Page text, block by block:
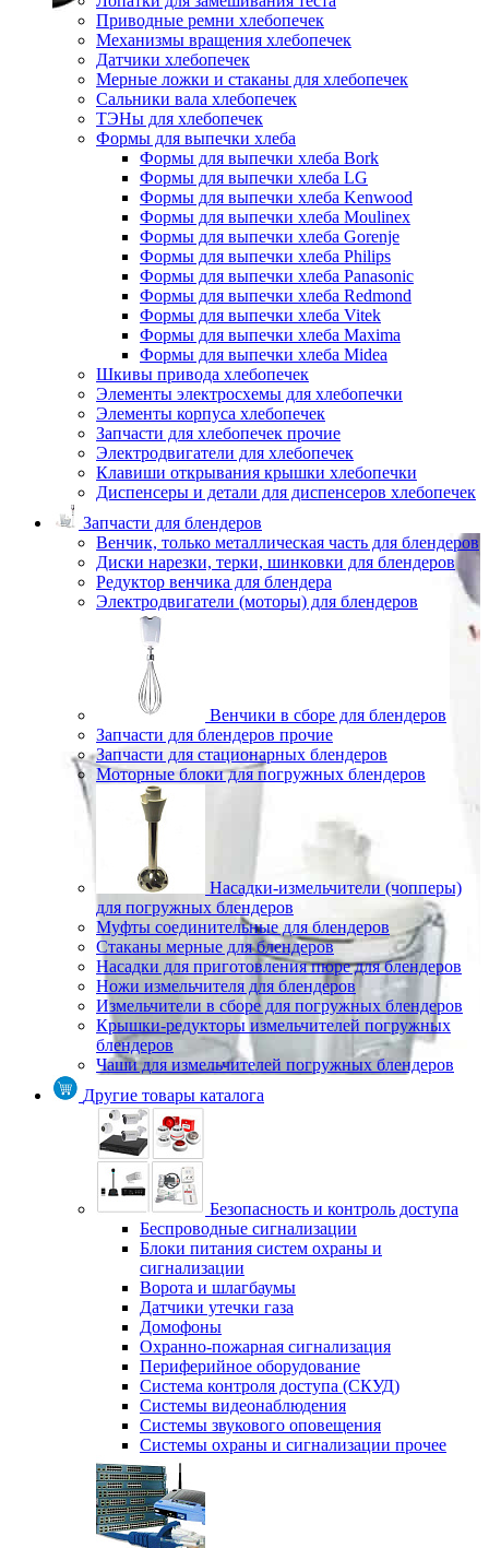
Приводные ремни хлебопечек
Механизмы вращения хлебопечек
Датчики хлебопечек
Мерные ложки и стаканы для хлебопечек
Сальники вала хлебопечек
ТЭНы для хлебопечек
Формы для выпечки хлеба
Формы для выпечки хлеба Bork
Формы для выпечки хлеба LG
Формы для выпечки хлеба Kenwood
Формы для выпечки хлеба Moulinex
Формы для выпечки хлеба Gorenje
Формы для выпечки хлеба Philips
Формы для выпечки хлеба Panasonic
Формы для выпечки хлеба Redmond
Формы для выпечки хлеба Vitek
Формы для выпечки хлеба Maxima
Формы для выпечки хлеба Midea
Шкивы привода хлебопечек
Элементы электросхемы для хлебопечки
Элементы корпуса хлебопечек
Запчасти для хлебопечек прочие
Электродвигатели для хлебопечек
Клавиши открывания крышки хлебопечки
Диспенсеры и детали для диспенсеров хлебопечек
Запчасти для блендеров
Венчик, только металлическая часть для блендеров
Диски нарезки, терки, шинковки для блендеров
Редуктор венчика для блендера
Электродвигатели (моторы) для блендеров
Венчики в сборе для блендеров
Запчасти для блендеров прочие
Запчасти для стационарных блендеров
Моторные блоки для погружных блендеров
Насадки-измельчители (чопперы)
для погружных блендеров
Муфты соединительные для блендеров
Стаканы мерные для блендеров
Насадки для приготовления пюре для блендеров
Ножи измельчителя для блендеров
Измельчители в сборе для погружных блендеров
Крышки-редукторы измельчителей погружных
блендеров
Чаши для измельчителей погружных блендеров
Другие товары каталога
Безопасность и контроль доступа
Беспроводные сигнализации
Блоки питания систем охраны и
сигнализации
Ворота и шлагбаумы
Датчики утечки газа
Домофоны
Охранно-пожарная сигнализация
Периферийное оборудование
Система контроля доступа (СКУД)
Системы видеонаблюдения
Системы звукового оповещения
Системы охраны и сигнализации прочее